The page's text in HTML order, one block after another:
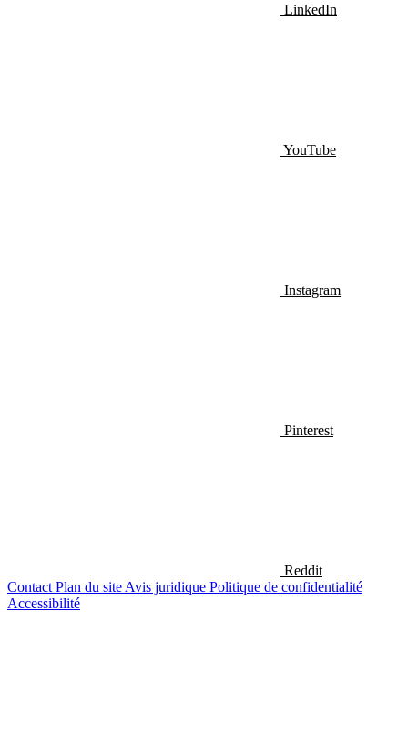
LinkedIn
YouTube
Instagram
Pinterest
Reddit
Contact Plan du site Avis juridique Politique de confidentialité
Accessibilité